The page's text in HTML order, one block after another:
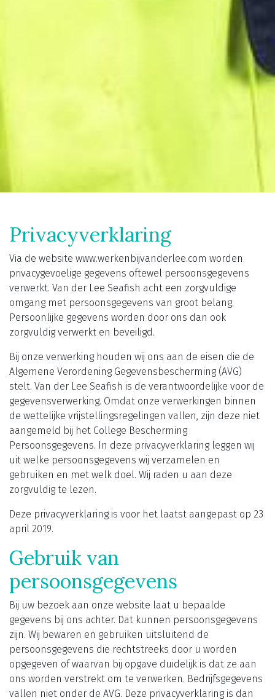
Privacyverklaring
Via de website www.werkenbijvanderlee.com worden
privacygevoelige gegevens oftewel persoonsgegevens
verwerkt. Van der Lee Seafish acht een zorgvuldige
omgang met persoonsgegevens van groot belang.
Persoonlijke gegevens worden door ons dan ook
zorgvuldig verwerkt en beveiligd.
Bij onze verwerking houden wij ons aan de eisen die de
Algemene Verordening Gegevensbescherming (AVG)
stelt. Van der Lee Seafish is de verantwoordelijke voor de
gegevensverwerking. Omdat onze verwerkingen binnen
de wettelijke vrijstellingsregelingen vallen, zijn deze niet
aangemeld bij het College Bescherming
Persoonsgegevens. In deze privacyverklaring leggen wij
uit welke persoonsgegevens wij verzamelen en
gebruiken en met welk doel. Wij raden u aan deze
zorgvuldig te lezen.
Deze privacyverklaring is voor het laatst aangepast op 23
april 2019.
Gebruik van
persoonsgegevens
Bij uw bezoek aan onze website laat u bepaalde
gegevens bij ons achter. Dat kunnen persoonsgegevens
zijn. Wij bewaren en gebruiken uitsluitend de
persoonsgegevens die rechtstreeks door u worden
opgegeven of waarvan bij opgave duidelijk is dat ze aan
ons worden verstrekt om te verwerken. Bedrijfsgegevens
vallen niet onder de AVG. Deze privacyverklaring is dan